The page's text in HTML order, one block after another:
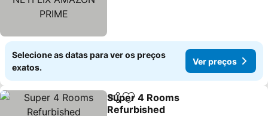
Selecione as datas para ver os preços
exatos.
Ver preços
PartilharAdicionar aos favoritos
Super 4 Rooms
Refurbished